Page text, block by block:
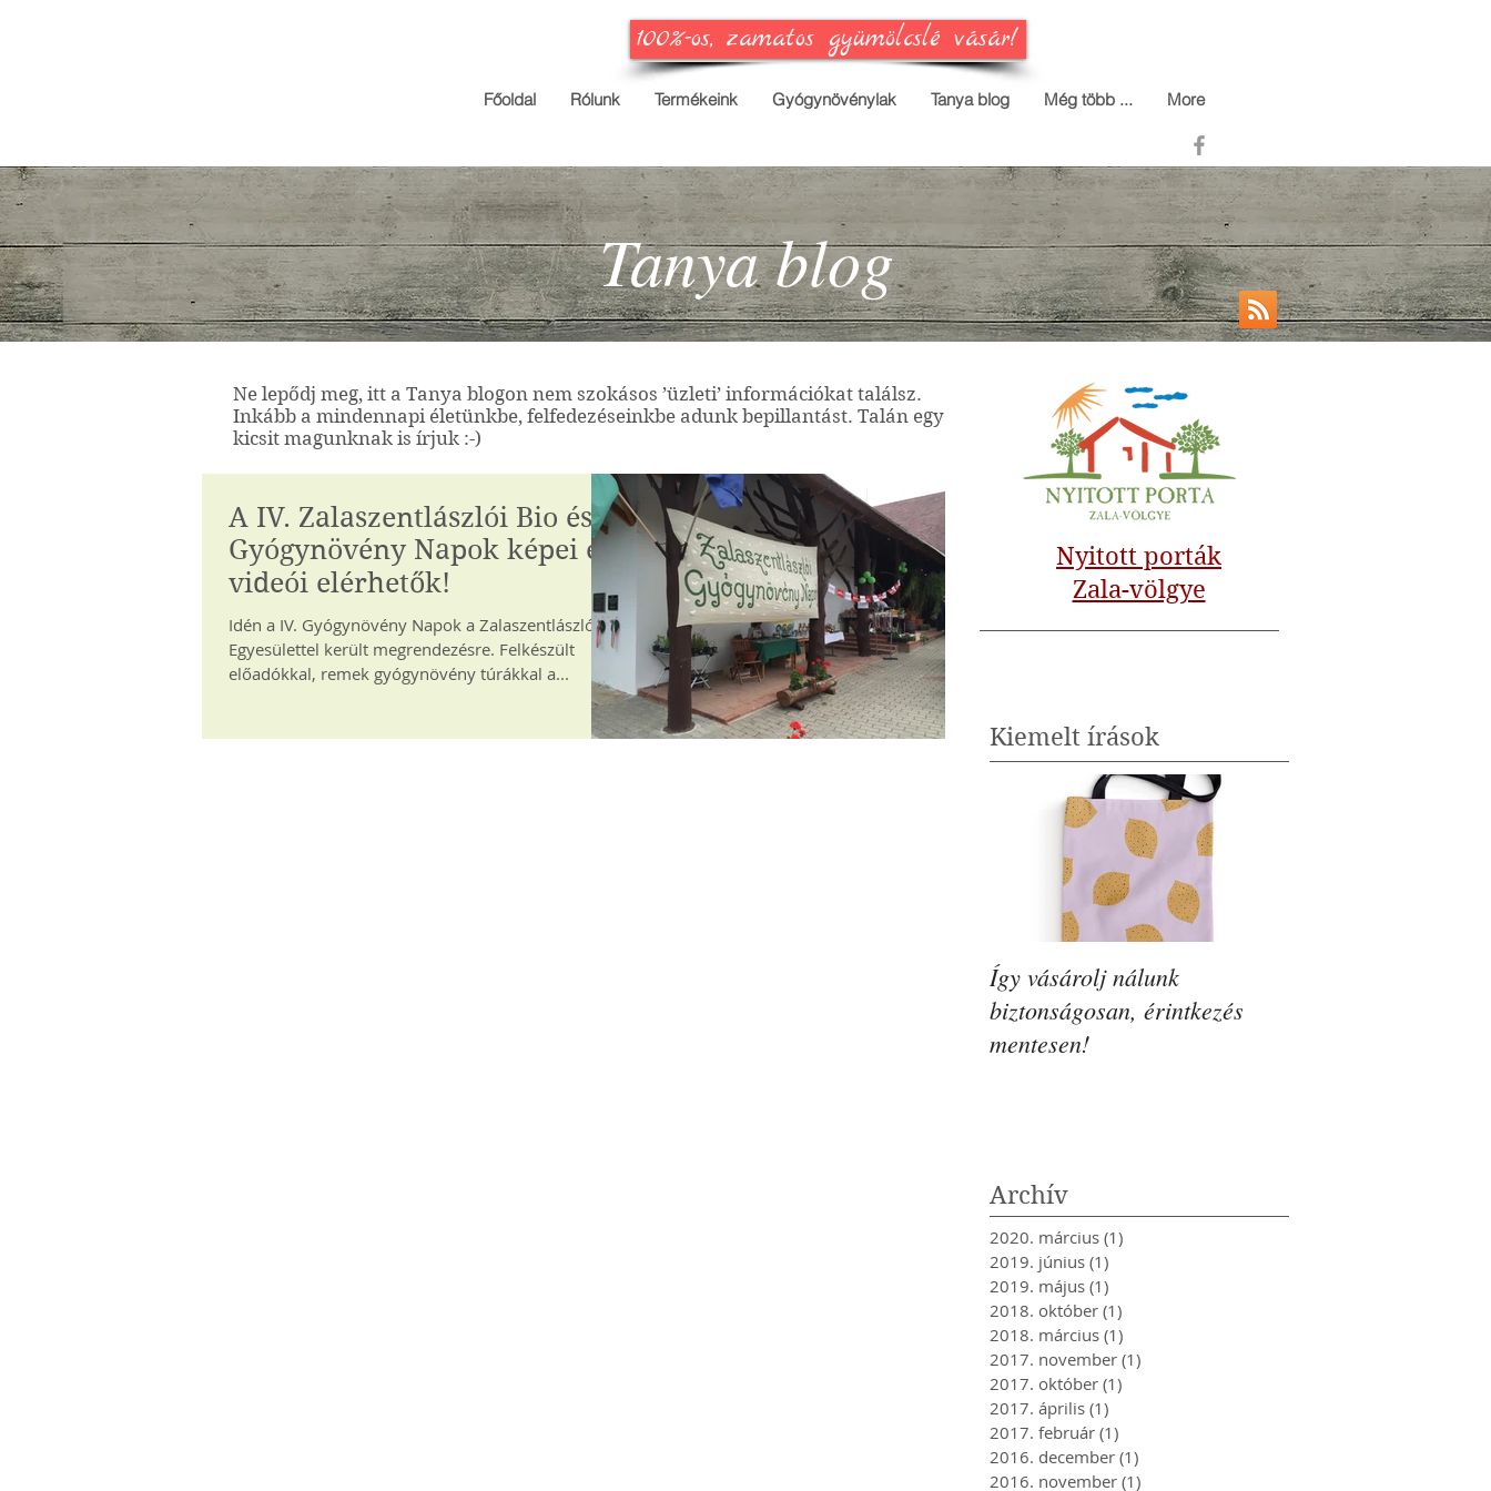
100%-os, zamatos gyümölcslé vásár!
Főoldal Rólunk Termékeink Gyógynövénylak Tanya blog Még több ... More
Tanya blog
Ne lepődj meg, itt a Tanya blogon nem szokásos ’üzleti’ információkat találsz.
Inkább a mindennapi életünkbe, felfedezéseinkbe adunk bepillantást. Talán egy
kicsit magunknak is írjuk :-)
A IV. Zalaszentlászlói Bio és
Gyógynövény Napok képei és
videói elérhetők!
Idén a IV. Gyógynövény Napok a Zalaszentlászlóért
Egyesülettel került megrendezésre. Felkészült
előadókkal, remek gyógynövény túrákkal a...
Nyitott porták
Zala-völgye
Kiemelt írások
Így vásárolj nálunk
biztonságosan, érintkezés
mentesen!
Archív
2020. március (1)
2019. június (1)
2019. május (1)
2018. október (1)
2018. március (1)
2017. november (1)
2017. október (1)
2017. április (1)
2017. február (1)
2016. december (1)
2016. november (1)